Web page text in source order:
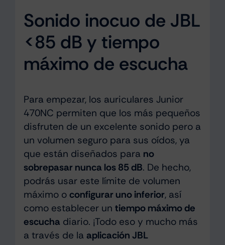
Sonido inocuo de JBL
<85 dB y tiempo
máximo de escucha
Para empezar, los auriculares Junior
470NC permiten que los más pequeños
disfruten de un excelente sonido pero a
un volumen seguro para sus oídos, ya
que están diseñados para no
sobrepasar nunca los 85 dB. De hecho,
podrás usar este límite de volumen
máximo o configurar uno inferior, así
como establecer un tiempo máximo de
escucha diario. ¡Todo eso y mucho más
a través de la aplicación JBL